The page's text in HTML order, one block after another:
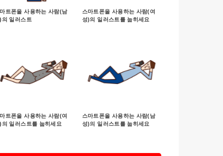
트폰을 사용하는 사람(남
의 일러스트
스마트폰을 사용하는 사람(여
성)의 일러스트를 눕히세요
트폰을 사용하는 사람(여
의 일러스트를 눕히세요
스마트폰을 사용하는 사람(남
성)의 일러스트를 눕히세요